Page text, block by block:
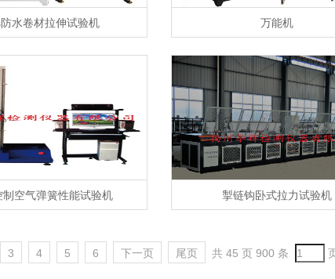
水卷材拉伸试验机 万能机
制空气弹簧性能试验机 掣链钩卧式拉力试验机
3 4 5 6 下一页 尾页 共 45 页 900 条